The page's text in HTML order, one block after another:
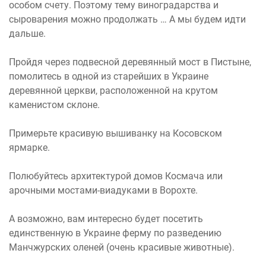
особом счету. Поэтому тему виноградарства и
сыроварения можно продолжать … А мы будем идти
дальше.
Пройдя через подвесной деревянный мост в Пистыне,
помолитесь в одной из старейших в Украине
деревянной церкви, расположенной на крутом
каменистом склоне.
Примерьте красивую вышиванку на Косовском
ярмарке.
Полюбуйтесь архитектурой домов Космача или
арочными мостами-виадуками в Ворохте.
А возможно, вам интересно будет посетить
единственную в Украине ферму по разведению
Манчжурских оленей (очень красивые животные).